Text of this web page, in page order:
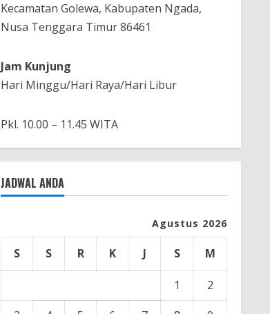
Kecamatan Golewa, Kabupaten Ngada,
Nusa Tenggara Timur 86461
Jam Kunjung
Hari Minggu/Hari Raya/Hari Libur
Pkl. 10.00 – 11.45 WITA
JADWAL ANDA
Agustus 2026
S S R K J S M
1
2